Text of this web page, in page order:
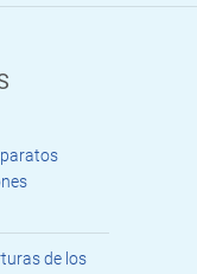
de los